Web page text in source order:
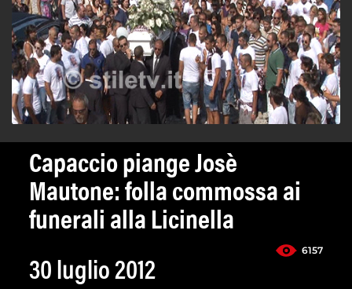
Capaccio piange Josè
Mautone: folla commossa ai
funerali alla Licinella
6157
30 luglio 2012